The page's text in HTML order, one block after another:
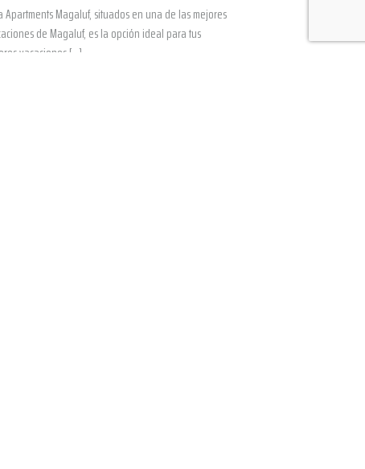
Apartments Magaluf, situados en una de las mejores
de Magaluf, es la opción ideal para tus
vacaciones […]